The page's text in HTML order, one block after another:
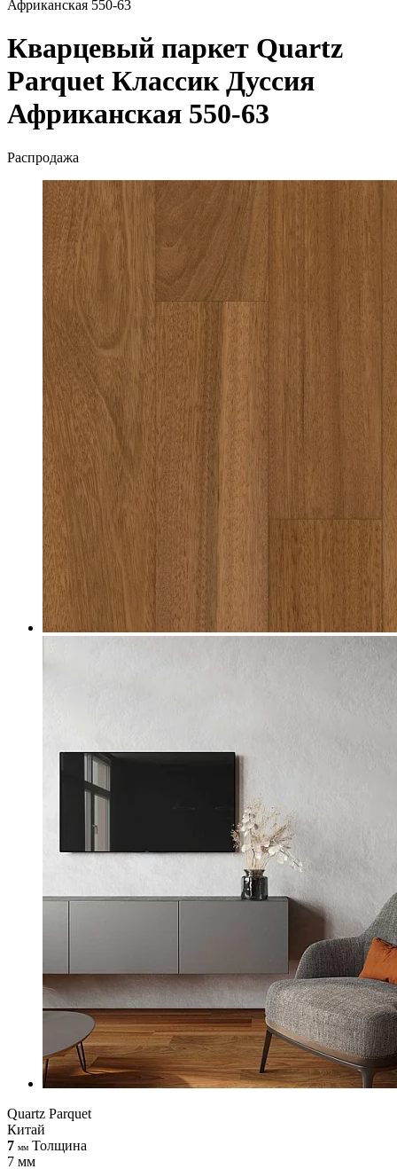
Африканская 550-63
Кварцевый паркет Quartz
Parquet Классик Дуссия
Африканская 550-63
Распродажа
Quartz Parquet
Китай
7 мм Толщина
7 мм